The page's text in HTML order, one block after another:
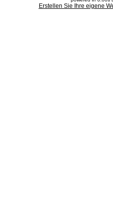
Erstellen Sie Ihre eigene